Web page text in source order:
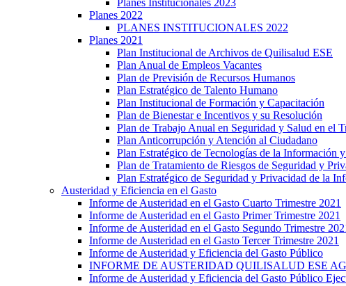
Planes Institucionales 2023
Planes 2022
PLANES INSTITUCIONALES 2022
Planes 2021
Plan Institucional de Archivos de Quilisalud ESE
Plan Anual de Empleos Vacantes
Plan de Previsión de Recursos Humanos
Plan Estratégico de Talento Humano
Plan Institucional de Formación y Capacitación
Plan de Bienestar e Incentivos y su Resolución
Plan de Trabajo Anual en Seguridad y Salud en el
Plan Anticorrupción y Atención al Ciudadano
Plan Estratégico de Tecnologías de la Información
Plan de Tratamiento de Riesgos de Seguridad y
Plan Estratégico de Seguridad y Privacidad de la
Austeridad y Eficiencia en el Gasto
Informe de Austeridad en el Gasto Cuarto Trimestre 2021
Informe de Austeridad en el Gasto Primer Trimestre 2021
Informe de Austeridad en el Gasto Segundo Trimestre
Informe de Austeridad en el Gasto Tercer Trimestre 2021
Informe de Austeridad y Eficiencia del Gasto Público
INFORME DE AUSTERIDAD QUILISALUD ESE
Informe de Austeridad y Eficiencia del Gasto Público